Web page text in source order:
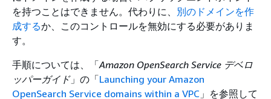
を持つことはできません。代わりに、 別のドメインを作
成するか、このコントロールを無効にする必要がありま
す。
手順については、「Amazon OpenSearch Service デベロ
ッパーガイド」の「Launching your Amazon
OpenSearch Service domains within a VPC 」を参照して